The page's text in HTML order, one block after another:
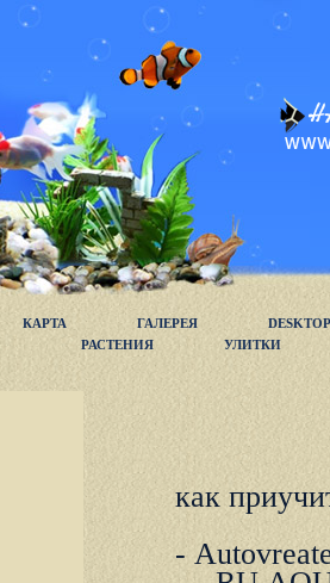
КАРТА ГАЛЕРЕЯ
DESKTOP
РАСТЕНИЯ
УЛИТКИ
как
-